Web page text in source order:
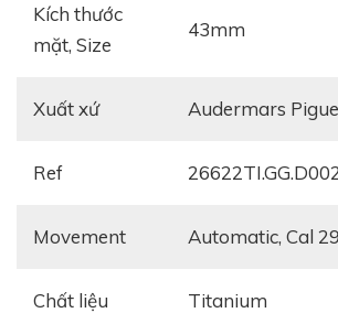
Kích thước
mặt, Size
43mm
Xuất xứ Audermars
Ref
Movement Automatic, Cal
Chất liệu titanium